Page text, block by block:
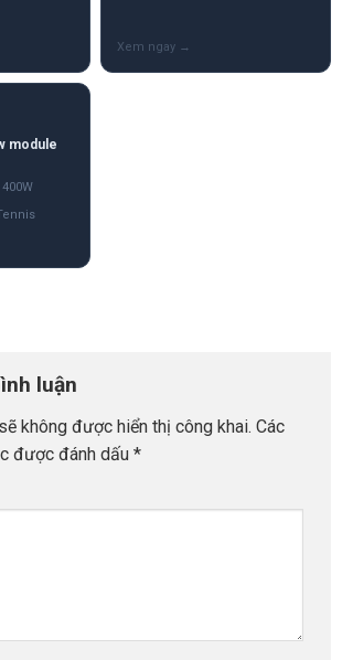
module
luận
không được hiển thị công khai. Các
được đánh dấu *